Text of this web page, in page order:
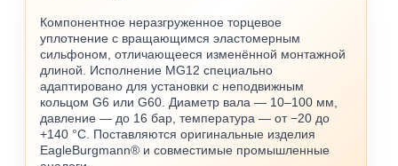
Компонентное неразгруженное торцевое
уплотнение с вращающимся эластомерным
сильфоном, отличающееся изменённой монтажной
длиной. Исполнение MG12 специально
адаптировано для установки с неподвижным
кольцом G6 или G60. Диаметр вала — 10–100 мм,
давление — до 16 бар, температура — от −20 до
+140 °C. Поставляются оригинальные изделия
EagleBurgmann® и совместимые промышленные